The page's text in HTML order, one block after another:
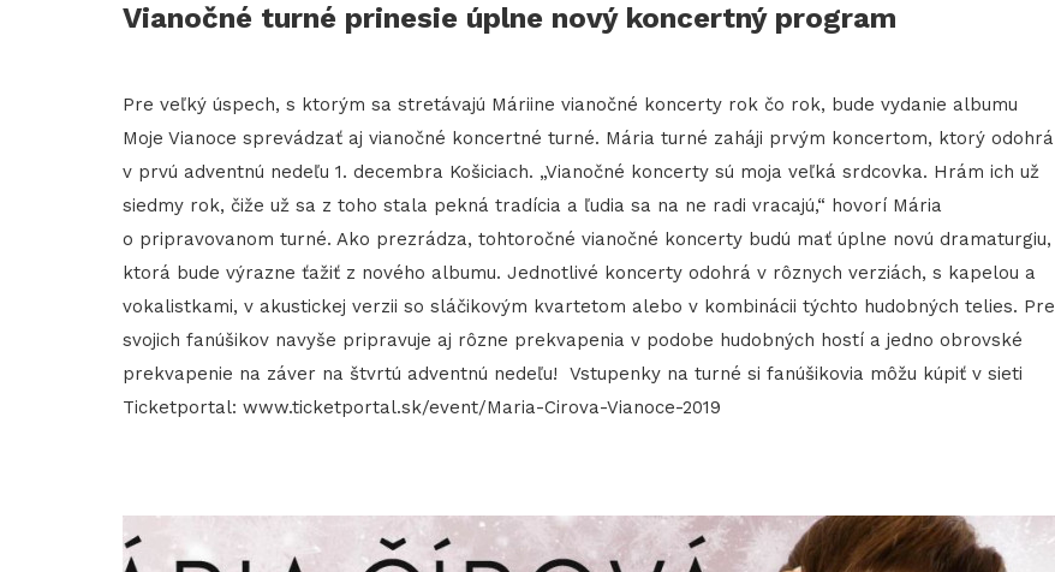
Vianočné turné prinesie úplne nový koncertný program
Pre veľký úspech, s ktorým sa stretávajú Máriine vianočné koncerty rok čo rok, bude vydanie albumu
Moje Vianoce sprevádzať aj vianočné koncertné turné. Mária turné zaháji prvým koncertom, ktorý odohrá
v prvú adventnú nedeľu 1. decembra Košiciach. „Vianočné koncerty sú moja veľká srdcovka. Hrám ich už
siedmy rok, čiže už sa z toho stala pekná tradícia a ľudia sa na ne radi vracajú,“ hovorí Mária
o pripravovanom turné. Ako prezrádza, tohtoročné vianočné koncerty budú mať úplne novú dramaturgiu,
ktorá bude výrazne ťažiť z nového albumu. Jednotlivé koncerty odohrá v rôznych verziách, s kapelou a
vokalistkami, v akustickej verzii so sláčikovým kvartetom alebo v kombinácii týchto hudobných telies. Pre
svojich fanúšikov navyše pripravuje aj rôzne prekvapenia v podobe hudobných hostí a jedno obrovské
prekvapenie na záver na štvrtú adventnú nedeľu! Vstupenky na turné si fanúšikovia môžu kúpiť v sieti
Ticketportal: www.ticketportal.sk/event/Maria-Cirova-Vianoce-2019